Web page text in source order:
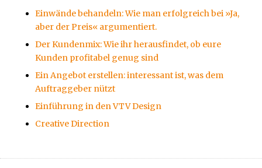
Einwände behandeln: Wie man erfolgreich bei »Ja,
aber der Preis« argumentiert.
Der Kundenmix: Wie ihr herausfindet, ob eure
Kunden profitabel genug sind
Ein Angebot erstellen: interessant ist, was dem
Auftraggeber nützt
Einführung in den VTV Design
Creative Direction